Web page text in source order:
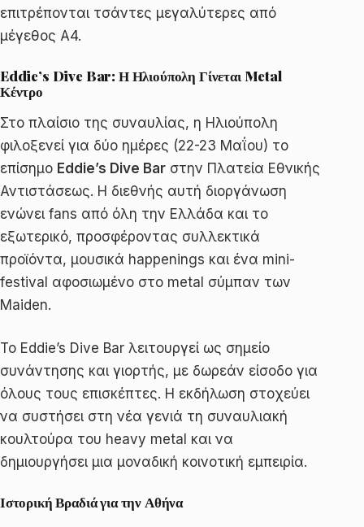
επιτρέπονται τσάντες μεγαλύτερες από
μέγεθος Α4.
Eddie’s Dive Bar: Η Ηλιούπολη Γίνεται Metal
Κέντρο
Στο πλαίσιο της συναυλίας, η Ηλιούπολη
φιλοξενεί για δύο ημέρες (22-23 Μαΐου) το
επίσημο Eddie’s Dive Bar στην Πλατεία Εθνικής
Αντιστάσεως. Η διεθνής αυτή διοργάνωση
ενώνει fans από όλη την Ελλάδα και το
εξωτερικό, προσφέροντας συλλεκτικά
προϊόντα, μουσικά happenings και ένα mini-
festival αφοσιωμένο στο metal σύμπαν των
Maiden.
Το Eddie’s Dive Bar λειτουργεί ως σημείο
συνάντησης και γιορτής, με δωρεάν είσοδο για
όλους τους επισκέπτες. Η εκδήλωση στοχεύει
να συστήσει στη νέα γενιά τη συναυλιακή
κουλτούρα του heavy metal και να
δημιουργήσει μια μοναδική κοινοτική εμπειρία.
Ιστορική Βραδιά για την Αθήνα